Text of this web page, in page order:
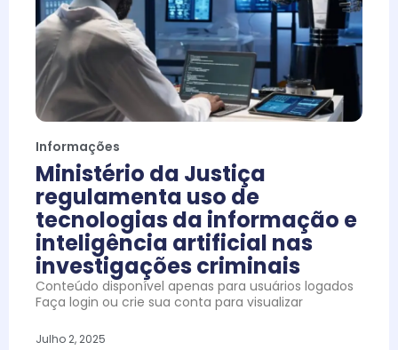
Informações
Ministério da Justiça
regulamenta uso de
tecnologias da informação e
inteligência artificial nas
investigações criminais
Conteúdo disponível apenas para usuários logados
Faça login ou crie sua conta para visualizar
Julho 2, 2025